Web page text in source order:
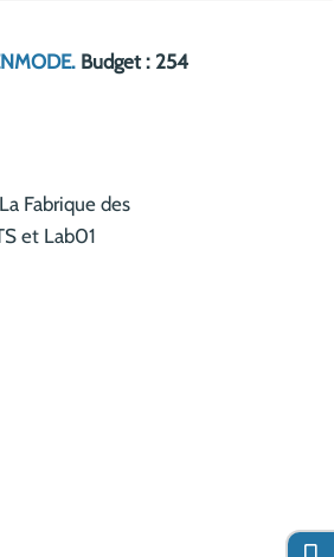
Budget : 254
Fabrique des
et Lab01